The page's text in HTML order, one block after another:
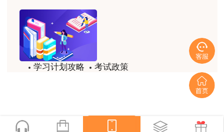
学习计划攻略
考试政策